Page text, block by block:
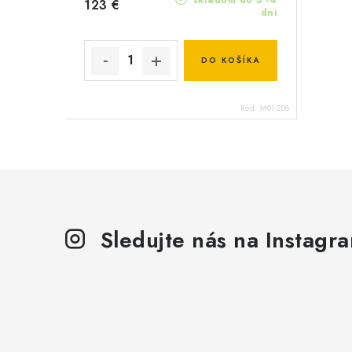
dni
123 €
DO KOŠÍKA
Kód: M01-208
Sledujte nás na